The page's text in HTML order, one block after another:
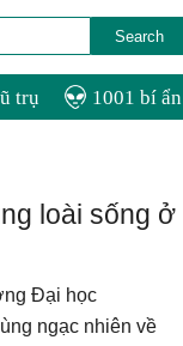
trụ 1001 bí ẩn
loài sống ở
Đại học
ngạc nhiên về